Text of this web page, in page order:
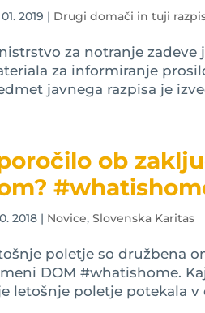
2019 | Drugi domači in tuji
za notranje zadeve
za informiranje
javnega razpisa je
ob
2018 | Novice,Slovenska Karitas
poletje so družbena
DOM #whatishome.
letošnje poletje potekala v